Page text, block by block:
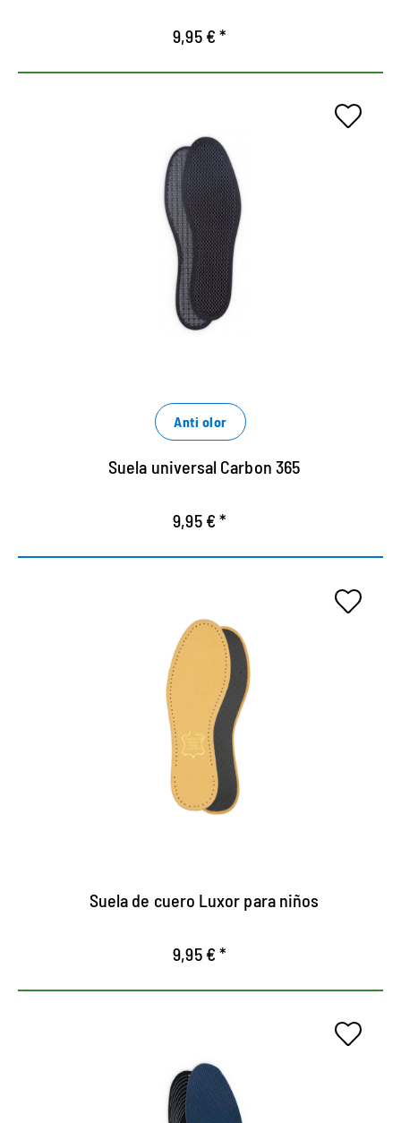
9,95 € *
Suela universal para todos los
días.
Superficie transpirable, inspirada en la tecnología
Regula el clima en el zapato.
Anti olor
Suela universal Carbon 365
9,95 € *
Suela de cuero Luxor para
niños
con espuma de látex de agradable amortiguación
y filtro de carbón activado
Suela de cuero Luxor para niños
9,95 € *
Plantilla con tapón de olor